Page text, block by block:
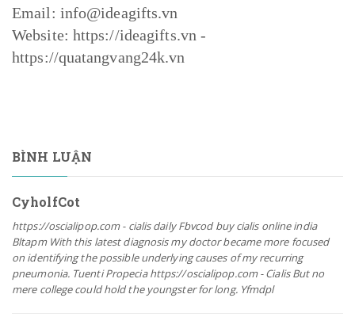
Email: info@ideagifts.vn
Website: https://ideagifts.vn -
https://quatangvang24k.vn
BÌNH LUẬN
CyholfCot
https://oscialipop.com - cialis daily Fbvcod buy cialis online india
Bltapm With this latest diagnosis my doctor became more focused
on identifying the possible underlying causes of my recurring
pneumonia. Tuenti Propecia https://oscialipop.com - Cialis But no
mere college could hold the youngster for long. Yfmdpl